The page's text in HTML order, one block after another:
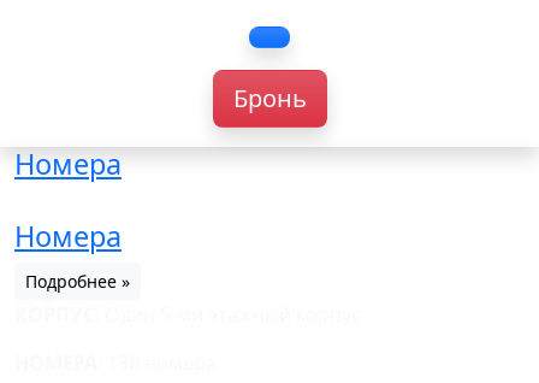
Бронь
Номера
Номера
Подробнее »